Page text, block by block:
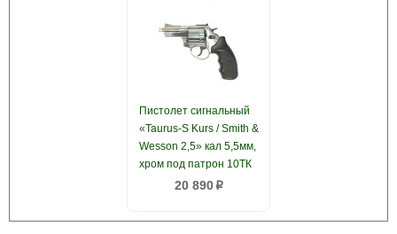
Пистолет сигнальный
«Taurus-S Kurs / Smith &
Wesson 2,5» кал 5,5мм,
хром под патрон 10ТК
20 890p